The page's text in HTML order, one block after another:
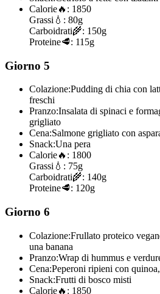
Calorie🔥: 1850
Grassi 💧: 80g
Carboidrati🌾: 150g
Proteine🥩: 115g
Giorno 5
Colazione:Pudding di chia con
freschi
Pranzo:Insalata di spinaci e
grigliato
Cena:Salmone grigliato con
Snack:Una pera
Calorie🔥: 1800
Grassi 💧: 75g
Carboidrati🌾: 140g
Proteine🥩: 120g
Giorno 6
Colazione:Frullato proteico
una banana
Pranzo:Wrap di hummus e
Cena:Peperoni ripieni con
Snack:Frutti di bosco misti
Calorie🔥: 1850